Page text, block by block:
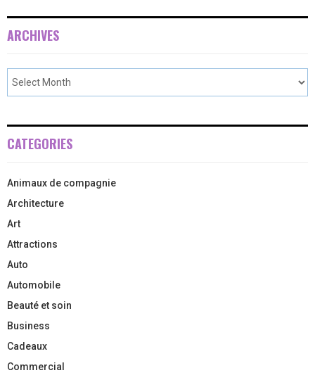
ARCHIVES
CATEGORIES
Animaux de compagnie
Architecture
Art
Attractions
Auto
Automobile
Beauté et soin
Business
Cadeaux
Commercial